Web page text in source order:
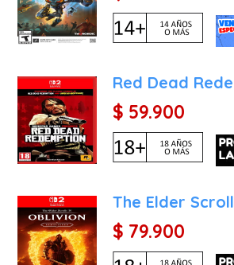
la
Red Dead
$ 59.900
The Elder
$ 79.900